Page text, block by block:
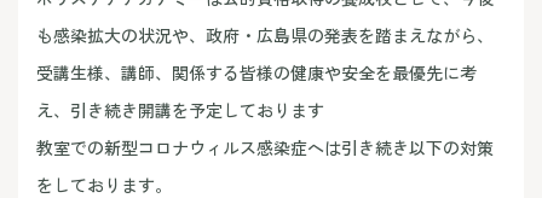
も感染拡大の状況や、政府・広島県の発表を踏まえながら、
受講生様、講師、関係する皆様の健康や安全を最優先に考
え、引き続き開講を予定しております
教室での新型コロナウィルス感染症へは引き続き以下の対策
をしております。